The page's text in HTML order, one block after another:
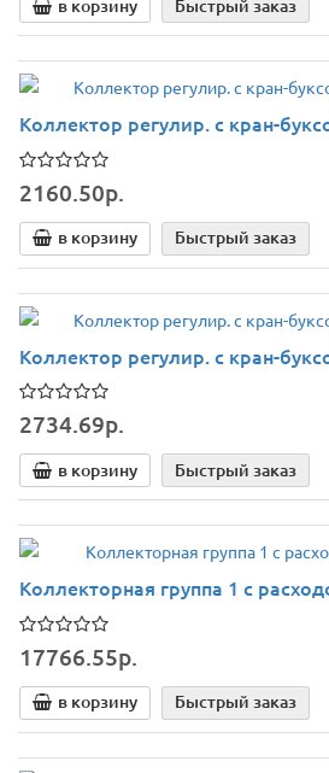
в корзину Быстрый заказ
Коллектор регулир. с кран-
2160.50р.
в корзину Быстрый заказ
Коллектор регулир. с кран-
2734.69р.
в корзину Быстрый заказ
Коллекторная группа 1 с
17766.55р.
в корзину Быстрый заказ